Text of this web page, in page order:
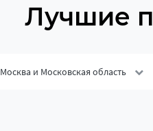
Лучшие
Москва и Московская область